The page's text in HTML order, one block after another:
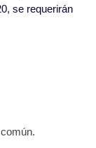
se requerirán